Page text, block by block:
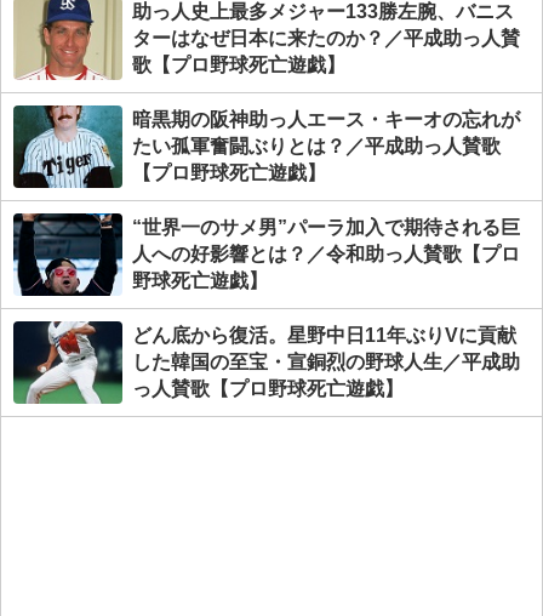
助っ人史上最多メジャー133勝左腕、バニス
ターはなぜ日本に来たのか？／平成助っ人賛
歌【プロ野球死亡遊戯】
暗黒期の阪神助っ人エース・キーオの忘れが
たい孤軍奮闘ぶりとは？／平成助っ人賛歌
【プロ野球死亡遊戯】
“世界一のサメ男”パーラ加入で期待される巨
人への好影響とは？／令和助っ人賛歌【プロ
野球死亡遊戯】
どん底から復活。星野中日11年ぶりVに貢献
した韓国の至宝・宣銅烈の野球人生／平成助
っ人賛歌【プロ野球死亡遊戯】